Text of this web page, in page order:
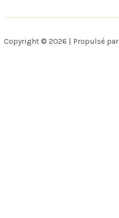
à
Nocciolata
Copyright © 2026 | Propulsé par